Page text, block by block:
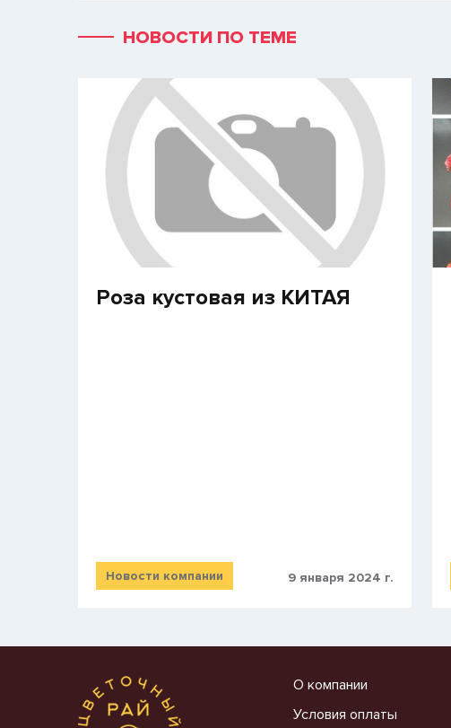
НОВОСТИ ПО ТЕМЕ
Роза кустовая из КИТАЯ
Новости компании 9 января 2024 г.
О компании
Условия оплаты